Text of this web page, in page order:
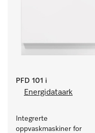
PFD 101 i
Energidataark
Integrerte
oppvaskmaskiner for